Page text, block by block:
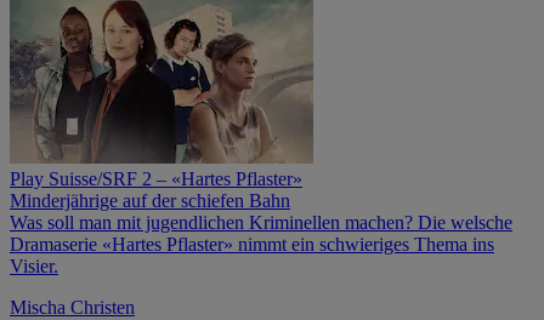
Play Suisse/SRF 2 – «Hartes Pflaster»
Minderjährige auf der schiefen Bahn
Was soll man mit jugendlichen Kriminellen machen? Die welsche
Drama­serie «Hartes Pflaster» nimmt ein schwieriges Thema ins
Visier.
Mischa Christen